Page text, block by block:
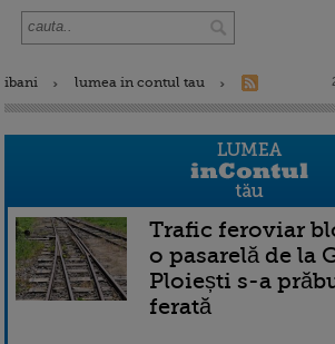
ibani lumea in contul tau
Trafic feroviar
o pasarelă de la
Ploiești s-a
ferată